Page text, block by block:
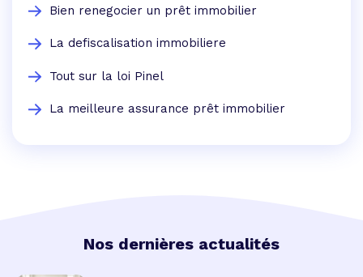
Bien renegocier un prêt immobilier
La defiscalisation immobiliere
Tout sur la loi Pinel
La meilleure assurance prêt immobilier
Nos dernières actualités